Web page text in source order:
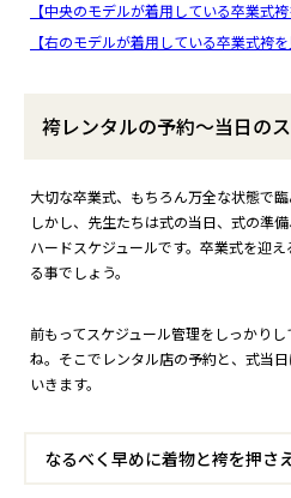
【中央のモデルが着用している卒業式袴
【右のモデルが着用している卒業式袴を
袴レンタルの予約～当日の
大切な卒業式、もちろん万全な状態で臨
しかし、先生たちは式の当日、式の準
ハードスケジュールです。卒業式を迎
る事でしょう。
前もってスケジュール管理をしっかり
ね。そこでレンタル店の予約と、式当
いきます。
なるべく早めに着物と袴を押さ